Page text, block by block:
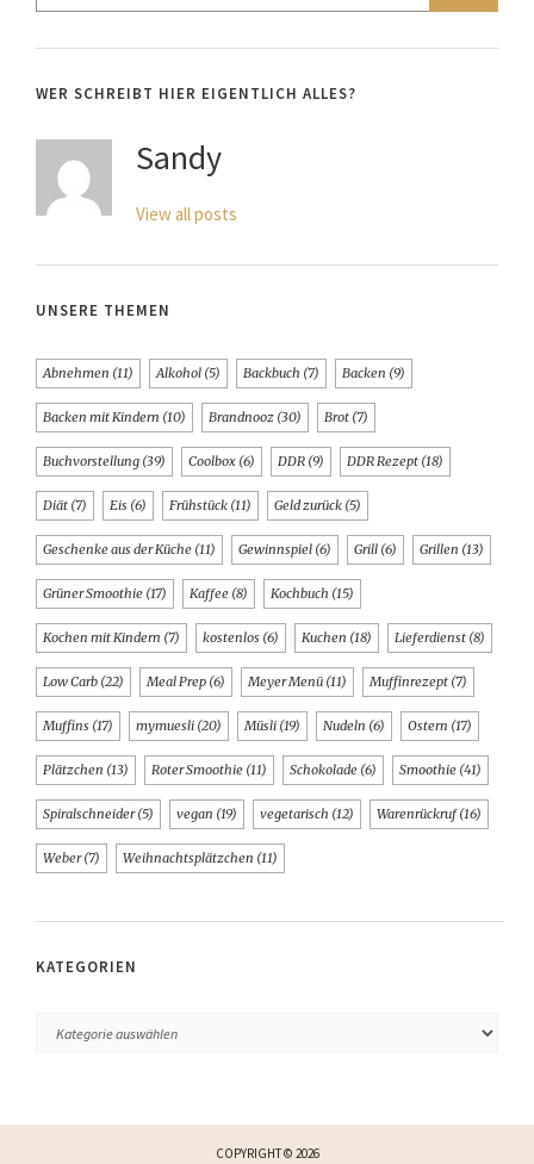
WER SCHREIBT HIER EIGENTLICH ALLES?
Sandy
View all posts
UNSERE THEMEN
Abnehmen (11) Alkohol (5) Backbuch (7) Backen (9)
Backen mit Kindern (10) Brandnooz (30) Brot (7)
Buchvorstellung (39) Coolbox (6) DDR (9) DDR Rezept (18)
Diät (7) Eis (6) Frühstück (11) Geld zurück (5)
Geschenke aus der Küche (11) Gewinnspiel (6) Grill (6) Grillen (13)
Grüner Smoothie (17) Kaffee (8) Kochbuch (15)
Kochen mit Kindern (7) kostenlos (6) Kuchen (18) Lieferdienst (8)
Low Carb (22) Meal Prep (6) Meyer Menü (11) Muffinrezept (7)
Muffins (17) mymuesli (20) Müsli (19) Nudeln (6) Ostern (17)
Plätzchen (13) Roter Smoothie (11) Schokolade (6) Smoothie (41)
Spiralschneider(5) vegan (19) vegetarisch (12) Warenrückruf(16)
Weber(7) Weihnachtsplätzchen (11)
KATEGORIEN
COPYRIGHT © 2026